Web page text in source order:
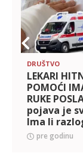
DRUŠTVO
LEKARI
POMOĆI
RUKE
pojava je
Ima li
brigu?
pre godinu